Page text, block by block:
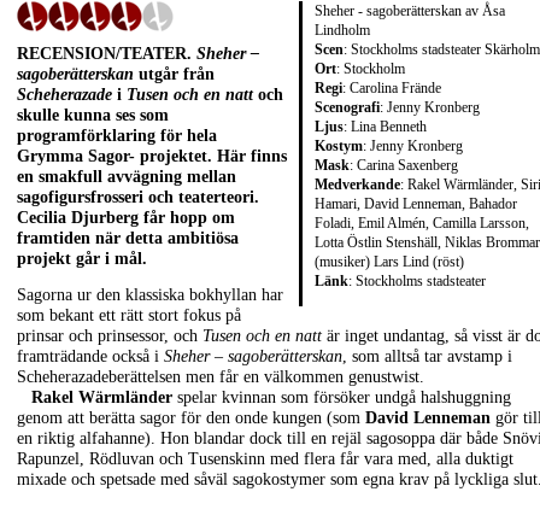
Sheher - sagoberätterskan av Åsa
Lindholm
Scen: Stockholms stadsteater
Ort: Stockholm
Regi: Carolina Frände
Scenografi: Jenny Kronberg
Ljus: Lina Benneth
Kostym: Jenny Kronberg
Mask: Carina Saxenberg
Medverkande: Rakel Wärmländer, Siri
Hamari, David Lenneman, Bahador
Foladi, Emil Almén, Camilla Larsson,
Lotta Östlin Stenshäll, Niklas
(musiker) Lars Lind (röst)
Länk: Stockholms stadsteater
RECENSION/TEATER. Sheher –
sagoberätterskan utgår från
Scheherazade i Tusen och en nattoch
skulle kunna ses som
programförklaring för hela
Grymma Sagor- projektet. Här finns
en smakfull avvägning mellan
sagofigursfrosseri och teaterteori.
Cecilia Djurberg får hopp om
framtiden när detta ambitiösa
projekt går i mål.
Sagorna ur den klassiska bokhyllan har
som bekant ett rätt stort fokus på
prinsar och prinsessor, och Tusen och en natt är inget undantag, så visst är
framträdande också i Sheher – sagoberätterskan, som alltså tar avstamp i
Scheherazadeberättelsen men får en välkommen genustwist.
Rakel Wärmländer spelar kvinnan som försöker undgå halshuggning
genom att berätta sagor för den onde kungen (som David Lenneman gör
en riktig alfahanne). Hon blandar dock till en rejäl sagosoppa där både
Rapunzel, Rödluvan och Tusenskinn med flera får vara med, alla duktigt
mixade och spetsade med såväl sagokostymer som egna krav på lyckliga